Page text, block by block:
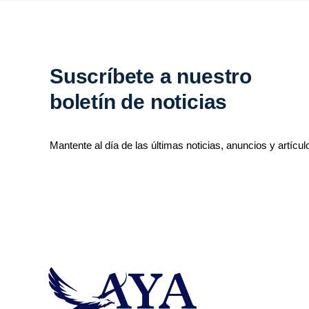
Suscríbete a nuestro
boletín de noticias
Mantente al día de las últimas noticias, anuncios y